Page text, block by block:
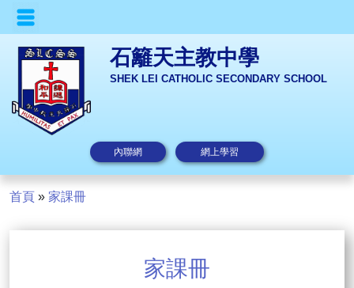
石籬天主教中學
SHEK LEI CATHOLIC SECONDARY SCHOOL
內聯網 網上學習
首頁 » 家課冊
家課冊